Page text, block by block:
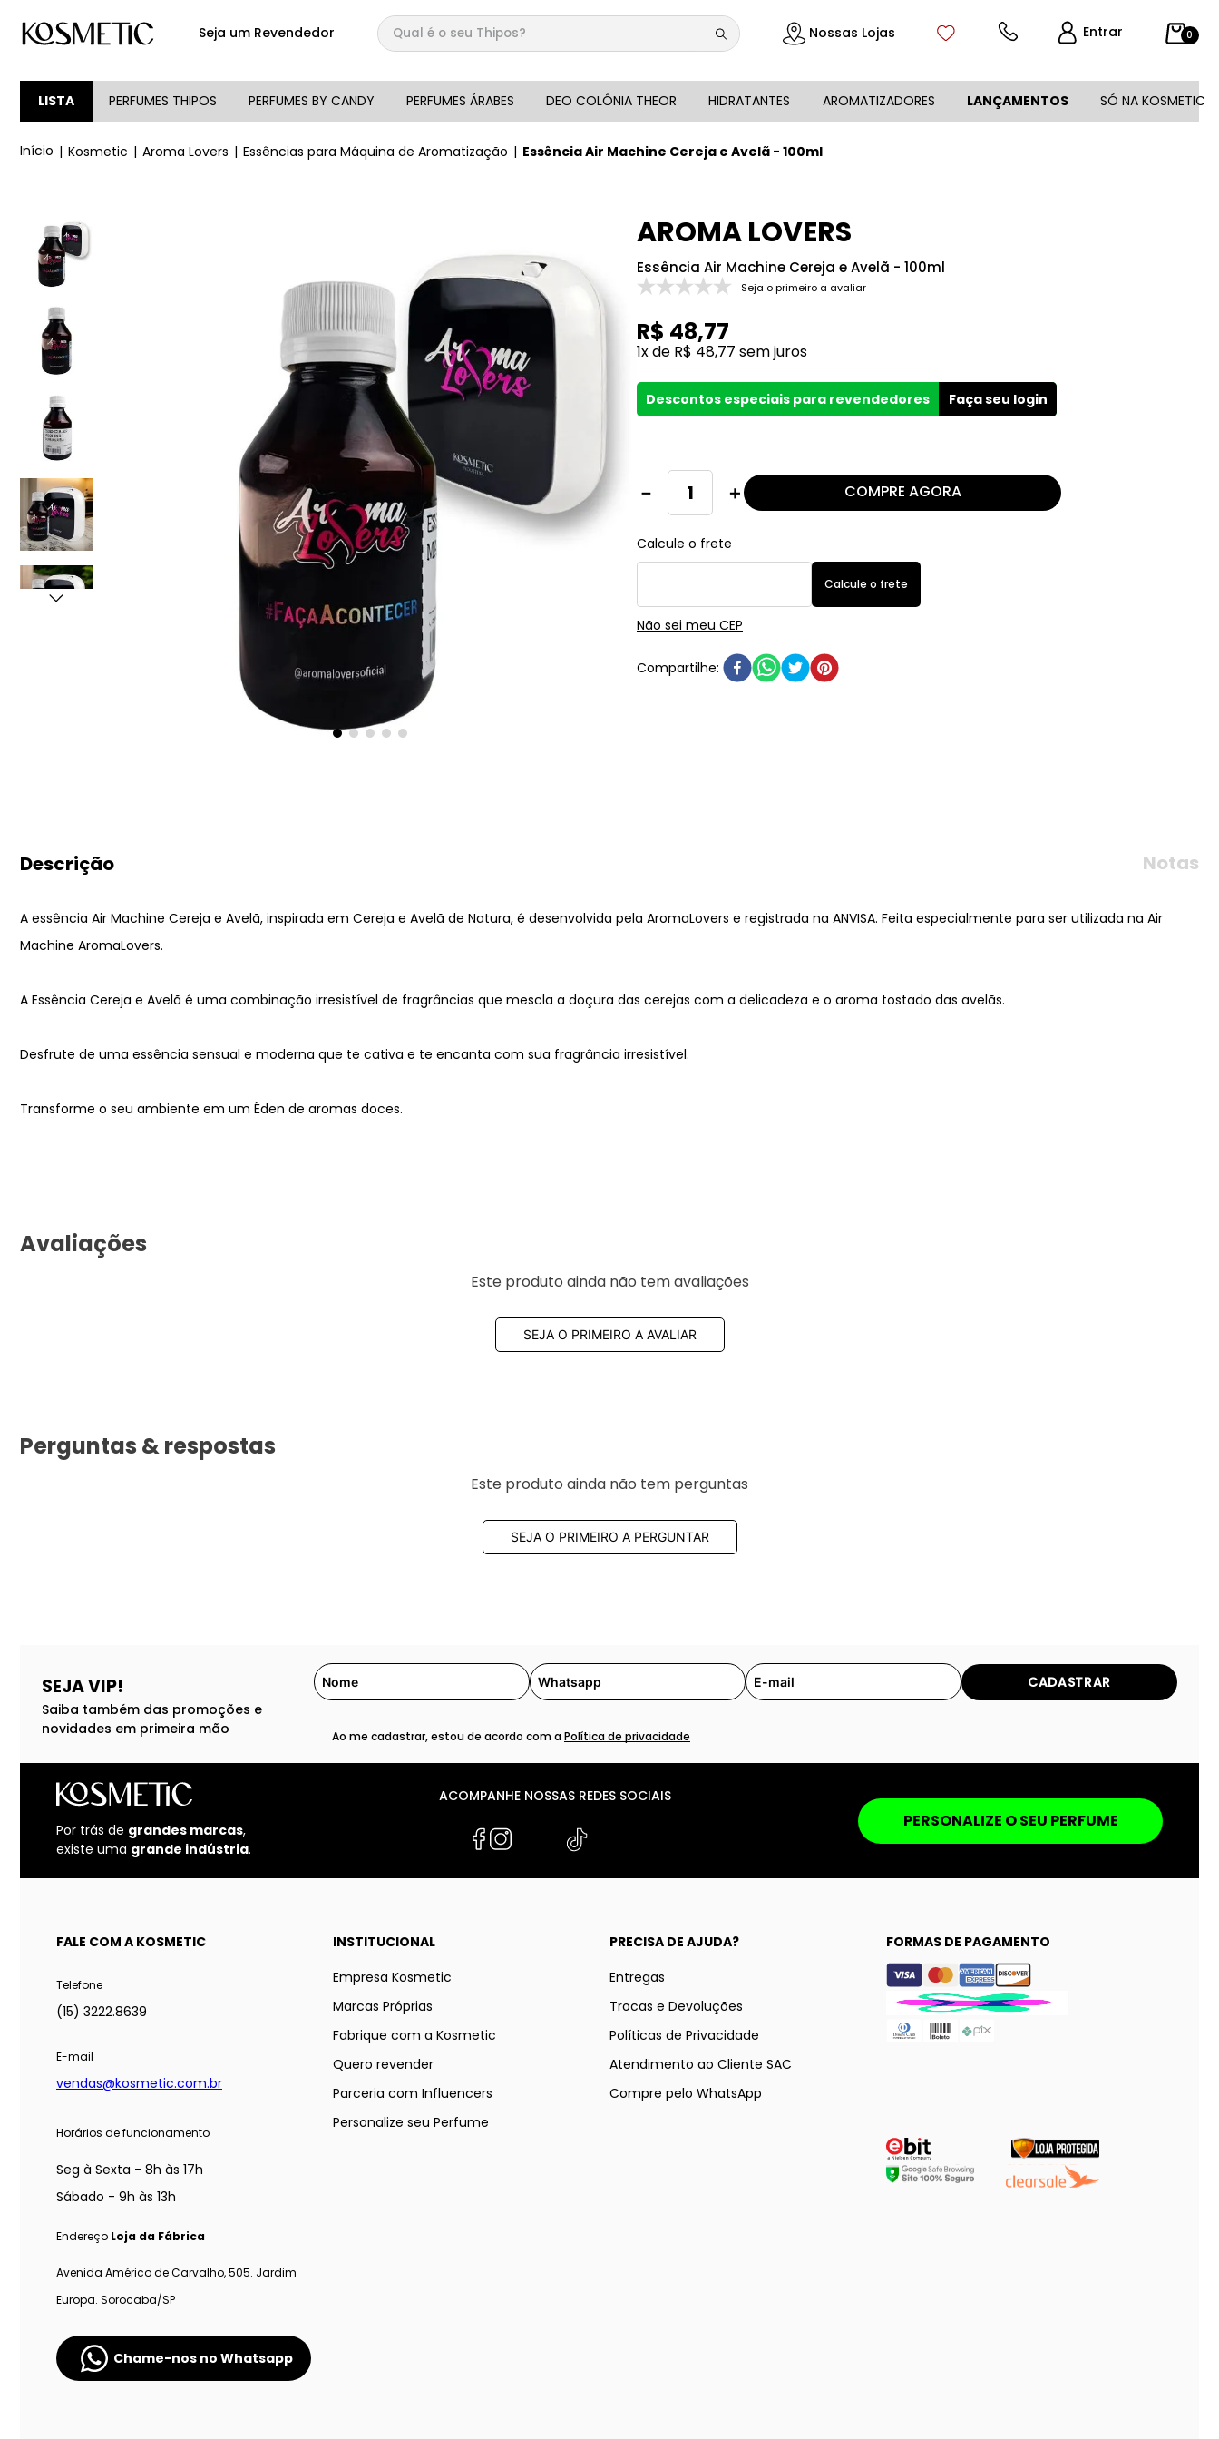
Seja um Revendedor
Qual é o seu Thipos?
Nossas Lojas Entrar 0
LISTA PERFUMES THIPOS PERFUMES BY CANDY PERFUMES ÁRABES DEO COLÔNIA THEOR HIDRATANTES AROMATIZADORES LANÇAMENTOS SÓ NA KOSMETIC
Kosmetic Aroma Lovers Essências para Máquina de Aromatização Essência Air Machine Cereja e Avelã - 100ml
AROMA LOVERS
Essência Air Machine Cereja e Avelã - 100ml
Seja o primeiro a avaliar
R$ 48,77
1x de R$ 48,77 sem juros
Descontos especiais para revendedores Faça seu login
＋
－ COMPRE AGORA
Não sei meu CEP
Descrição Notas
A essência Air Machine Cereja e Avelã, inspirada em Cereja e Avelã de Natura, é desenvolvida pela AromaLovers e registrada na ANVISA. Feita especialmente para ser utilizada na Air
Machine AromaLovers.
A Essência Cereja e Avelã é uma combinação irresistível de fragrâncias que mescla a doçura das cerejas com a delicadeza e o aroma tostado das avelãs.
Desfrute de uma essência sensual e moderna que te cativa e te encanta com sua fragrância irresistível.
Transforme o seu ambiente em um Éden de aromas doces.
Avaliações
Este produto ainda não tem avaliações
SEJA O PRIMEIRO A AVALIAR
Perguntas & respostas
Este produto ainda não tem perguntas
SEJA O PRIMEIRO A PERGUNTAR
SEJA VIP!
Saiba também das promoções e
novidades em primeira mão
CADASTRAR
Ao me cadastrar, estou de acordo com aPolítica de privacidade
Por trás de grandes marcas,
existe uma grande indústria.
ACOMPANHE NOSSAS REDES SOCIAIS
PERSONALIZE O SEU PERFUME
FALE COM A KOSMETIC
Telefone
(15) 3222.8639
E-mail
vendas@kosmetic.com.br
Horários de funcionamento
Seg à Sexta - 8h às 17h
Sábado - 9h às 13h
Endereço Loja da Fábrica
Avenida Américo de Carvalho, 505. Jardim
Europa. Sorocaba/SP
Chame-nos no Whatsapp
INSTITUCIONAL
Empresa Kosmetic
Marcas Próprias
Fabrique com a Kosmetic
Quero revender
Parceria com Influencers
Personalize seu Perfume
PRECISA DE AJUDA?
Entregas
Trocas e Devoluções
Políticas de Privacidade
Atendimento ao Cliente SAC
Compre pelo WhatsApp
FORMAS DE PAGAMENTO
1 º
144
3º
146
box
108
º 101